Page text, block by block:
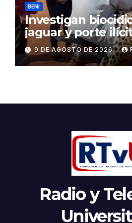
BENI
Investigan
jaguar y porte
en Beni
9 DE AGOSTO DE 2026
Radio y